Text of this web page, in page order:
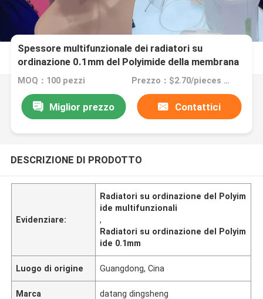
Spessore multifunzionale dei radiatori su
ordinazione 0.1mm del Polyimide della membrana
di pi
MOQ：100 pezzi Prezzo：$2.70/pieces 100-199 pieces
Miglior prezzo Contattici
DESCRIZIONE DI PRODOTTO
Evidenziare:
Radiatori su ordinazione del Polyim
ide multifunzionali
,
Radiatori su ordinazione del Polyim
ide 0.1mm
Luogo di origine Guangdong, Cina
Marca datang dingsheng